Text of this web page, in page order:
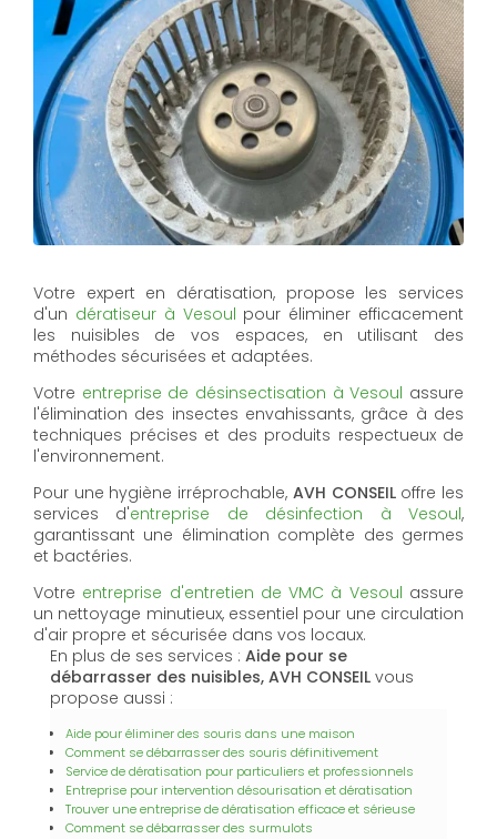
Votre expert en dératisation, propose les services
d'un dératiseur à Vesoul pour éliminer efficacement
les nuisibles de vos espaces, en utilisant des
méthodes sécurisées et adaptées.
Votre entreprise de désinsectisation à Vesoul assure
l'élimination des insectes envahissants, grâce à des
techniques précises et des produits respectueux de
l'environnement.
Pour une hygiène irréprochable, AVH CONSEILoffre les
services d'entreprise de désinfection à Vesoul,
garantissant une élimination complète des germes
et bactéries.
Votre entreprise d'entretien de VMC à Vesoul assure
un nettoyage minutieux, essentiel pour une circulation
d'air propre et sécurisée dans vos locaux.
En plus de ses services : Aide pour se
débarrasser des nuisibles, AVH CONSEIL vous
propose aussi :
Aide pour éliminer des souris dans une maison
Comment se débarrasser des souris définitivement
Service de dératisation pour particuliers et professionnels
Entreprise pour intervention désourisation et dératisation
Trouver une entreprise de dératisation efficace et sérieuse
Comment se débarrasser des surmulots